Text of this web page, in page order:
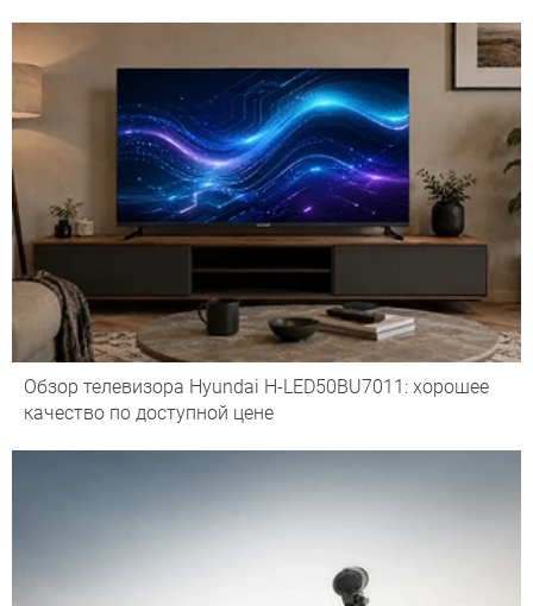
Обзор телевизора Hyundai H-LED50BU7011: хорошее
качество по доступной цене